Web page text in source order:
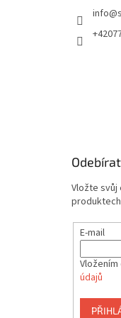
info@
Vložte svůj
E-mail
údajů